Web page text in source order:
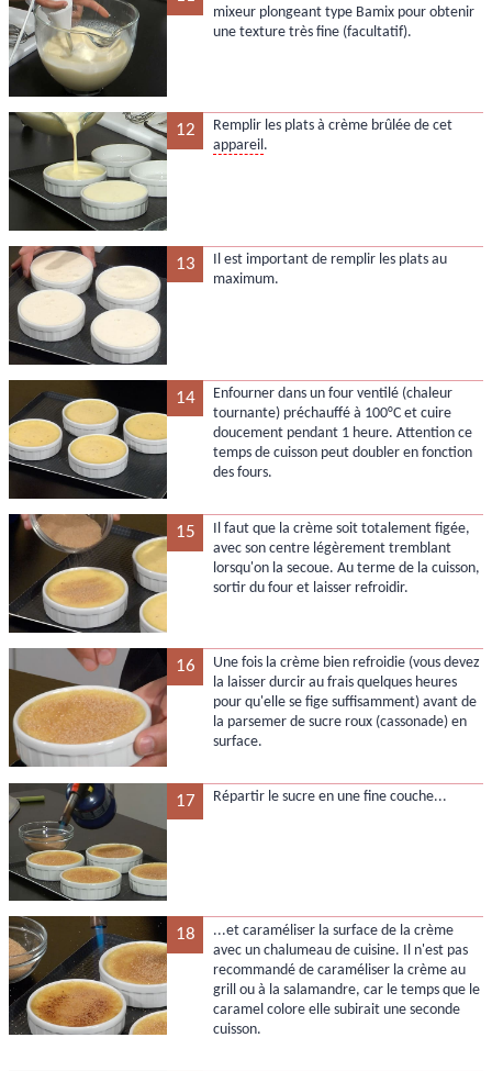
mixeur plongeant type Bamix pour obtenir
une texture très fine (facultatif).
12
Remplir les plats à crème brûlée de cet
appareil.
13
Il est important de remplir les plats au
maximum.
14
Enfourner dans un four ventilé (chaleur
tournante) préchauffé à 100°C et cuire
doucement pendant 1 heure. Attention ce
temps de cuisson peut doubler en fonction
des fours.
15
Il faut que la crème soit totalement figée,
avec son centre légèrement tremblant
lorsqu'on la secoue. Au terme de la cuisson,
sortir du four et laisser refroidir.
16
Une fois la crème bien refroidie (vous devez
la laisser durcir au frais quelques heures
pour qu'elle se fige suffisamment) avant de
la parsemer de sucre roux (cassonade) en
surface.
17 Répartir le sucre en une fine couche...
18
...et caraméliser la surface de la crème
avec un chalumeau de cuisine. Il n'est pas
recommandé de caraméliser la crème au
grill ou à la salamandre, car le temps que le
caramel colore elle subirait une seconde
cuisson.